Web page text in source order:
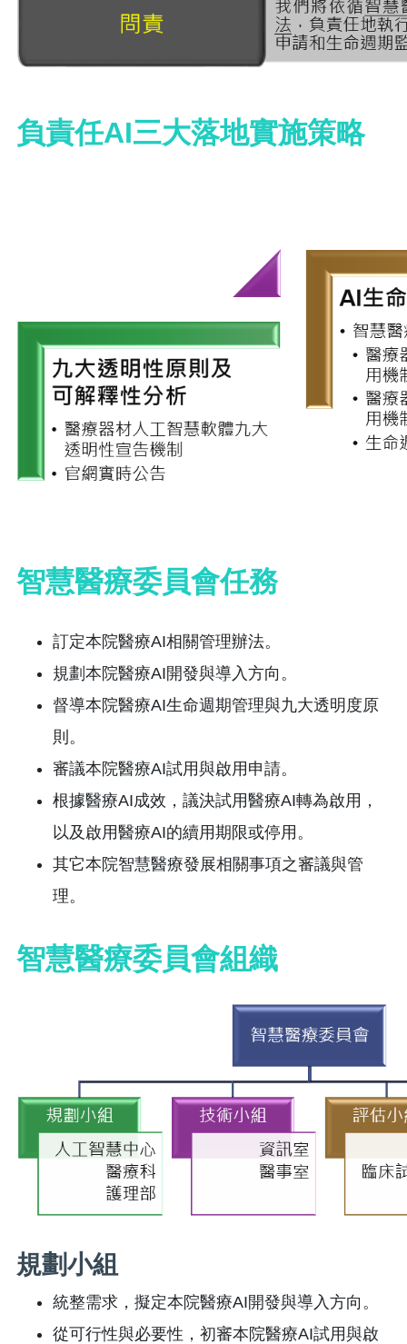
負責任AI三大落地實施策略
智慧醫療委員會任務
訂定本院醫療AI相關管理辦法。
規劃本院醫療AI開發與導入方向。
督導本院醫療AI生命週期管理與九大透明度原
則。
審議本院醫療AI試用與啟用申請。
根據醫療AI成效，議決試用醫療AI轉為啟用，
以及啟用醫療AI的續用期限或停用。
其它本院智慧醫療發展相關事項之審議與管
理。
智慧醫療委員會組織
規劃小組
統整需求，擬定本院醫療AI開發與導入方向。
從可行性與必要性，初審本院醫療AI試用與啟